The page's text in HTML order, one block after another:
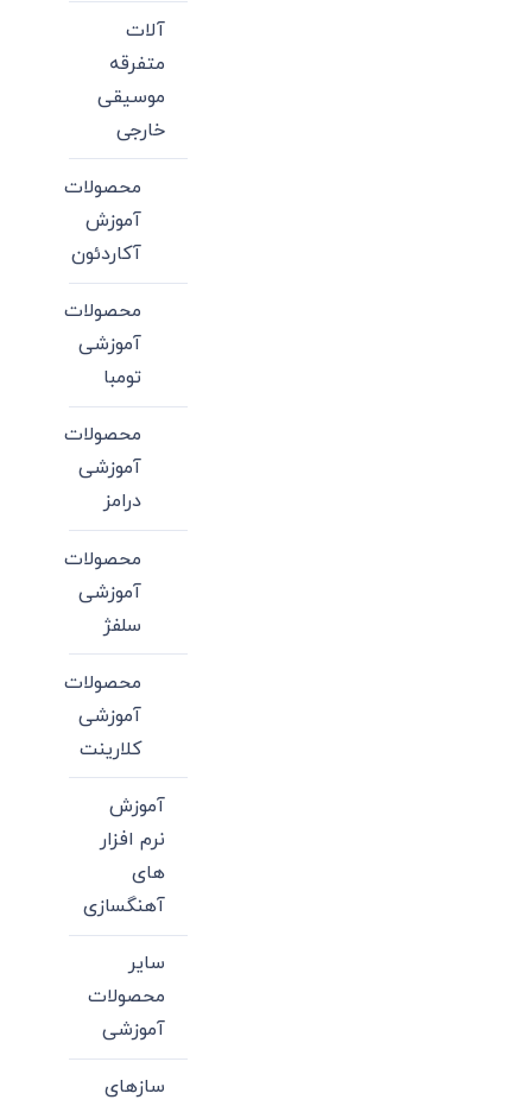
آلات
متفرقه
موسیقی
خارجی
محصولات
آموزش
آکاردئون
محصولات
آموزشی
تومبا
محصولات
آموزشی
درامز
محصولات
آموزشی
سلفژ
محصولات
آموزشی
کلارینت
آموزش
نرم افزار
های
آهنگسازی
سایر
محصولات
آموزشی
سازهای